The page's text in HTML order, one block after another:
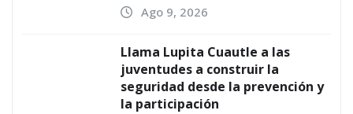
Ago 9, 2026
Llama Lupita Cuautle a las
juventudes a construir la
seguridad desde la prevención y
la participación